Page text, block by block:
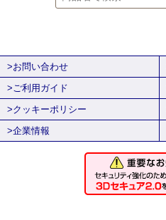
>お問い合わせ
>ご利用ガイド
>クッキーポリシー
>企業情報